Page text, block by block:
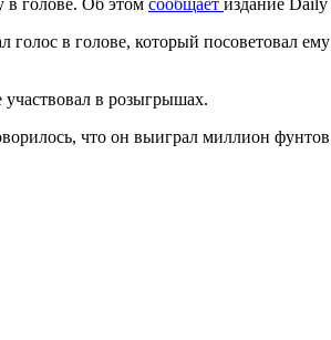
в голове, который посоветовал
в розыгрышах.
что он выиграл миллион